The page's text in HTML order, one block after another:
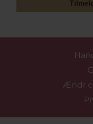
Ændr